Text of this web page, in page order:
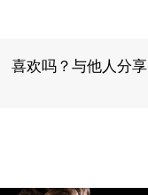
喜欢吗？与他人分享